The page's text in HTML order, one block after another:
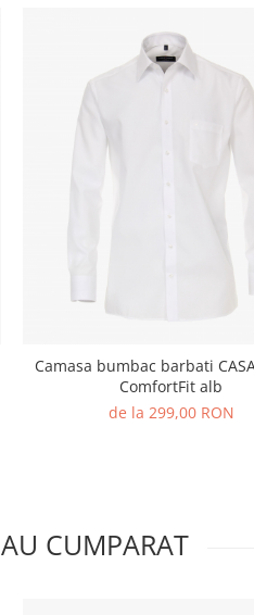
Camasa bumbac barbati
ComfortFit alb
de la 299,00 RON
CUMPARAT